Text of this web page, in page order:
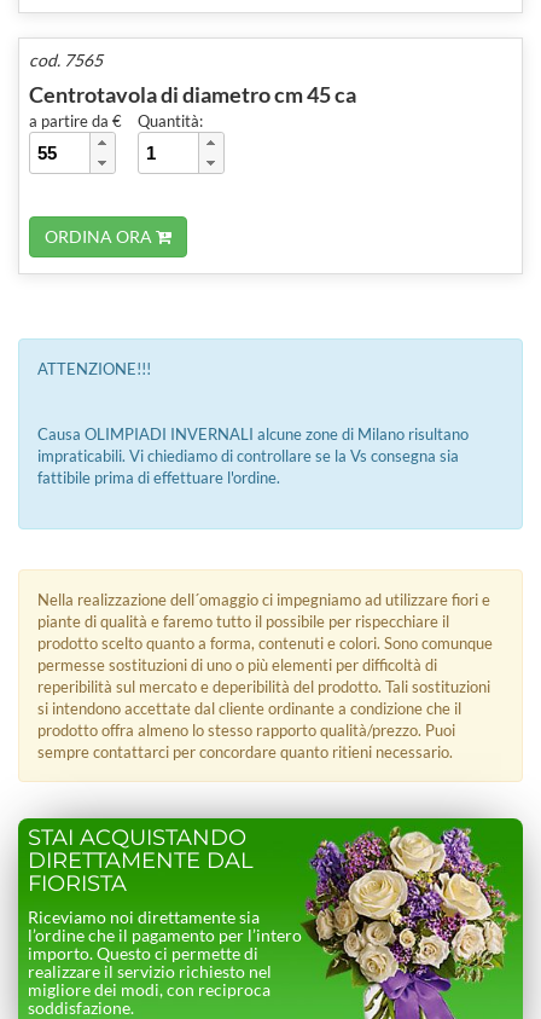
cod. 7565
Centrotavola di diametro cm 45 ca
a partire da € Quantità:
ORDINA ORA
ATTENZIONE!!!
Causa OLIMPIADI INVERNALI alcune zone di Milano risultano
impraticabili. Vi chiediamo di controllare se la Vs consegna sia
fattibile prima di effettuare l'ordine.
Nella realizzazione dell´omaggio ci impegniamo ad utilizzare fiori e
piante di qualità e faremo tutto il possibile per rispecchiare il
prodotto scelto quanto a forma, contenuti e colori. Sono comunque
permesse sostituzioni di uno o più elementi per difficoltà di
reperibilità sul mercato e deperibilità del prodotto. Tali sostituzioni
si intendono accettate dal cliente ordinante a condizione che il
prodotto offra almeno lo stesso rapporto qualità/prezzo. Puoi
sempre contattarci per concordare quanto ritieni necessario.
STAI ACQUISTANDO
DIRETTAMENTE DAL
FIORISTA
Riceviamo noi direttamente sia
l’ordine che il pagamento per l’intero
importo. Questo ci permette di
realizzare il servizio richiesto nel
migliore dei modi, con reciproca
soddisfazione.